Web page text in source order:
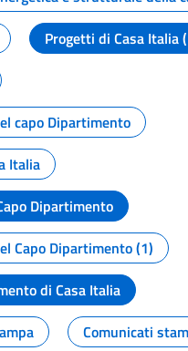
Progetti di Casa Italia
capo Dipartimento
Italia
Dipartimento
Capo Dipartimento (1)
di Casa Italia
Comunicati